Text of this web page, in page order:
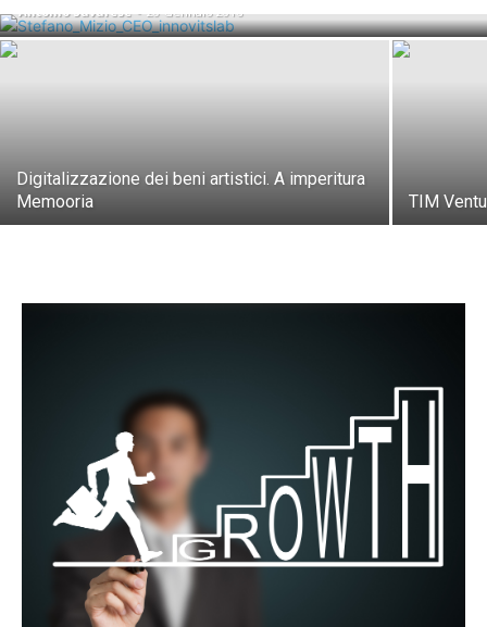
Antonio Savarese - 20 Gennaio 2016
Digitalizzazione dei beni artistici. A imperitura
Memooria
TIM